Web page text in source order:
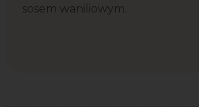
sosem waniliowym.